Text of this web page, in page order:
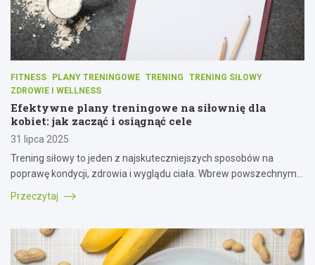
FITNESS PLANY TRENINGOWE TRENING
TRENING SIŁOWY
ZDROWIE I WELLNESS
Efektywne plany treningowe na siłownię dla
kobiet: jak zacząć i osiągnąć cele
31 lipca 2025
Trening siłowy to jeden z najskuteczniejszych sposobów na
poprawę kondycji, zdrowia i wyglądu ciała. Wbrew powszechnym…
Przeczytaj